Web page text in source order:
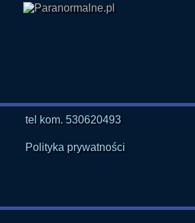
tel kom. 530620493
Polityka prywatności